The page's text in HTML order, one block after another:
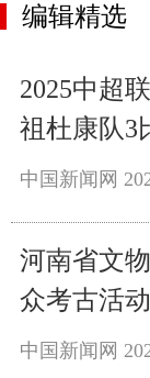
编辑精选
2025中超
祖杜康队3
中国新闻网
河南省文
众考古活动
中国新闻网